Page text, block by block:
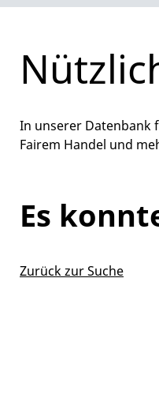
In unserer Datenbank
Fairem Handel und
Es
Zurück zur Suche